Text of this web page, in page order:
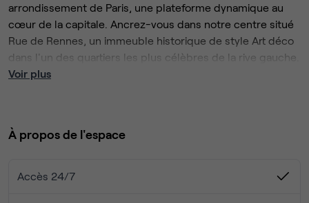
arrondissement de Paris, une plateforme dynamique au
cœur de la capitale. Ancrez-vous dans notre centre situé
Rue de Rennes, un immeuble historique de style Art déco
dans l'un des quartiers les plus célèbres de la rive gauche.
quartier animé. Terminez la journée par une promenade
du cru.
Voir plus
À propos de l'espace
Accès 24/7